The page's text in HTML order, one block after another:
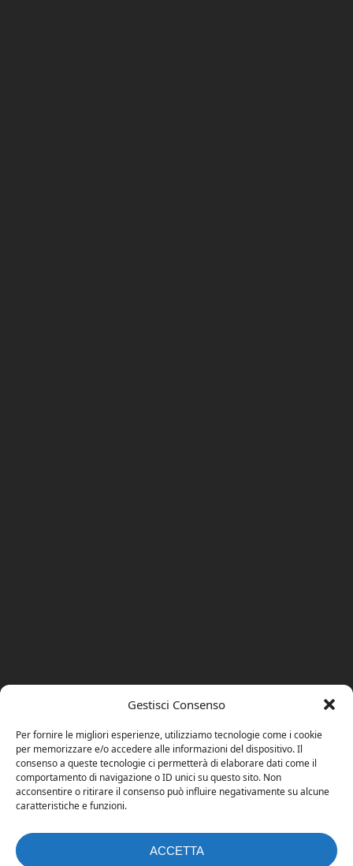
Gestisci Consenso
Per fornire le migliori esperienze, utilizziamo tecnologie come i cookie
per memorizzare e/o accedere alle informazioni del dispositivo. Il
consenso a queste tecnologie ci permetterà di elaborare dati come il
comportamento di navigazione o ID unici su questo sito. Non
acconsentire o ritirare il consenso può influire negativamente su alcune
caratteristiche e funzioni.
ACCETTA